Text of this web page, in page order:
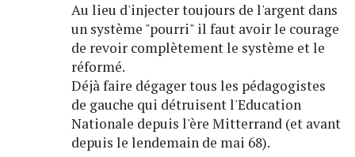
Au lieu d'injecter toujours de l'argent dans
un système "pourri" il faut avoir le courage
de revoir complètement le système et le
réformé.
Déjà faire dégager tous les pédagogistes
de gauche qui détruisent l'Education
Nationale depuis l'ère Mitterrand (et avant
depuis le lendemain de mai 68).